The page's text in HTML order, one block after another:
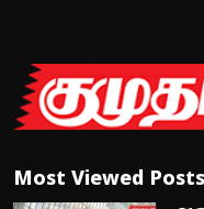
Most Viewed Posts